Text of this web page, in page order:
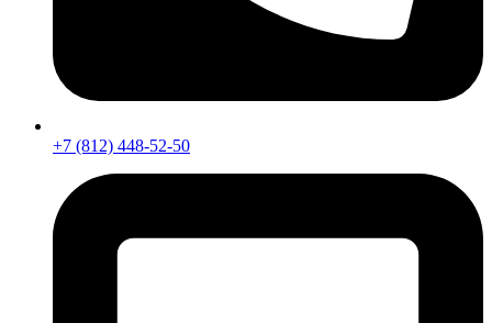
+7 (812) 448-52-50